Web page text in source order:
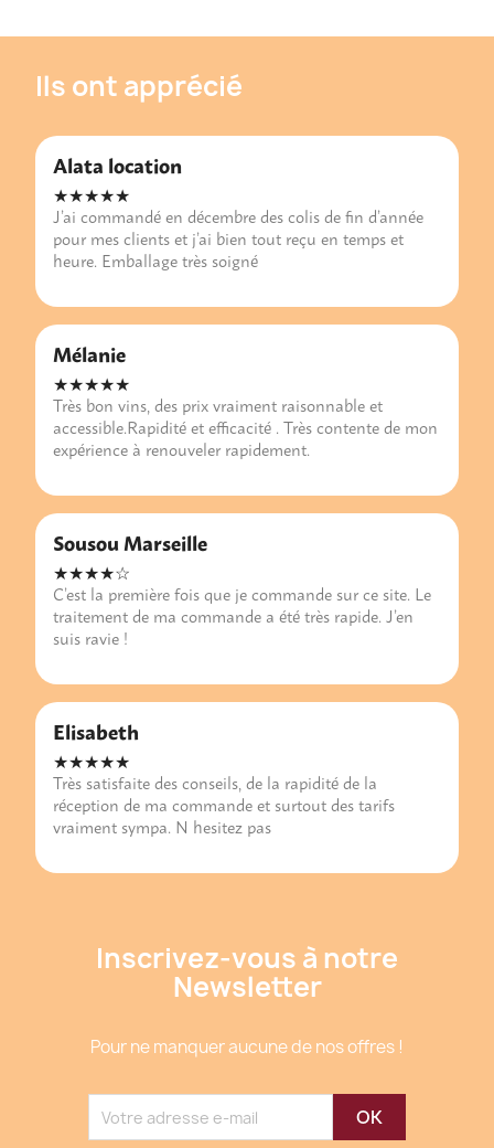
Ils ont apprécié
Alata location
★★★★★
J’ai commandé en décembre des colis de fin d’année
pour mes clients et j’ai bien tout reçu en temps et
heure. Emballage très soigné
Mélanie
★★★★★
Très bon vins, des prix vraiment raisonnable et
accessible.Rapidité et efficacité . Très contente de mon
expérience à renouveler rapidement.
Sousou Marseille
★★★★☆
C’est la première fois que je commande sur ce site. Le
traitement de ma commande a été très rapide. J’en
suis ravie !
Elisabeth
★★★★★
Très satisfaite des conseils, de la rapidité de la
réception de ma commande et surtout des tarifs
vraiment sympa. N hesitez pas
Inscrivez-vous à notre
Newsletter
Pour ne manquer aucune de nos offres !